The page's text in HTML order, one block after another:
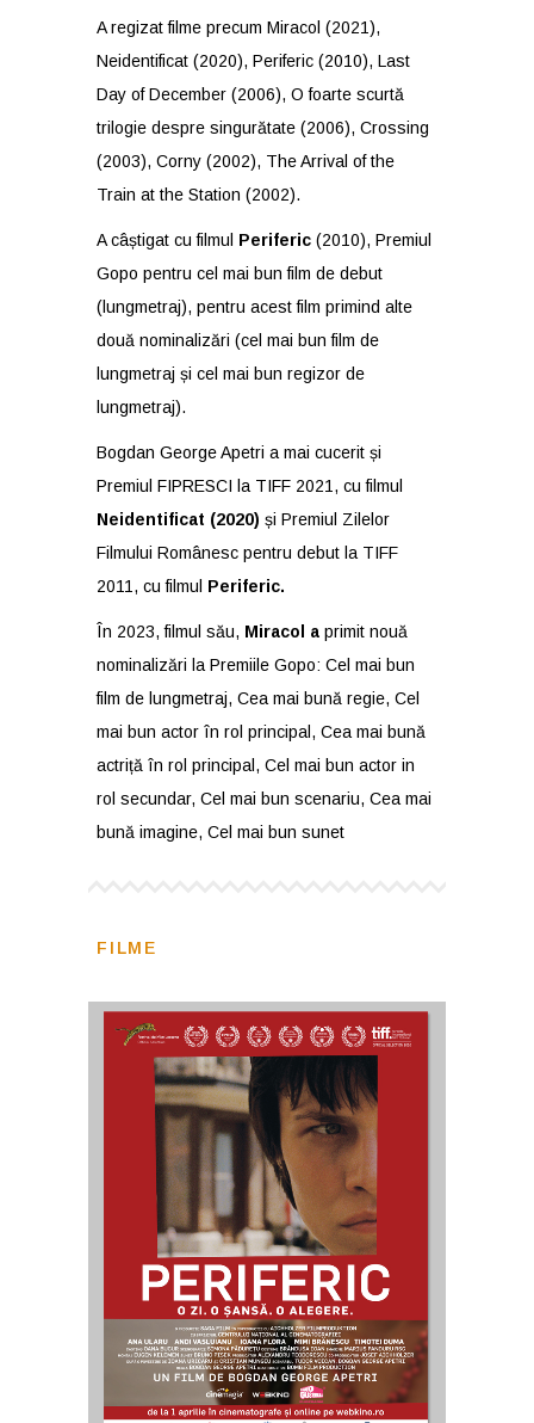
A regizat filme precum Miracol (2021),
Neidentificat (2020), Periferic (2010), Last
Day of December (2006), O foarte scurtă
trilogie despre singurătate (2006), Crossing
(2003), Corny (2002), The Arrival of the
Train at the Station (2002).
A câștigat cu filmul Periferic (2010), Premiul
Gopo pentru cel mai bun film de debut
(lungmetraj), pentru acest film primind alte
două nominalizări (cel mai bun film de
lungmetraj și cel mai bun regizor de
lungmetraj).
Bogdan George Apetri a mai cucerit și
Premiul FIPRESCI la TIFF 2021, cu filmul
Neidentificat (2020) și Premiul Zilelor
Filmului Românesc pentru debut la TIFF
2011, cu filmul Periferic.
În 2023, filmul său, Miracol a primit nouă
nominalizări la Premiile Gopo: Cel mai bun
film de lungmetraj, Cea mai bună regie, Cel
mai bun actor în rol principal, Cea mai bună
actriță în rol principal, Cel mai bun actor in
rol secundar, Cel mai bun scenariu, Cea mai
bună imagine, Cel mai bun sunet
FILME